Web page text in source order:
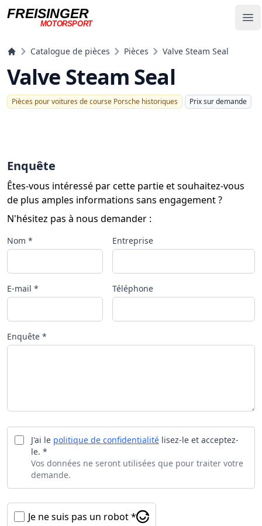
FREISINGER
MOTORSPORT
Catalogue de pièces Pièces Valve Steam Seal
Valve Steam Seal
Pièces pour voitures de course Porsche historiques Prix ​​sur demande
Enquête
Êtes-vous intéressé par cette partie et souhaitez-vous
de plus amples informations sans engagement ?
N'hésitez pas à nous demander :
Nom * Entreprise
E-mail * Téléphone
Enquête *
J'ai le politique de confidentialité lisez-le et acceptez-
le. *
Vos données ne seront utilisées que pour traiter votre
demande.
Je ne suis pas un robot *